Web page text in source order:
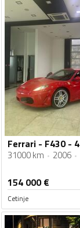
31000 km 2006
154 000€
Cetinje